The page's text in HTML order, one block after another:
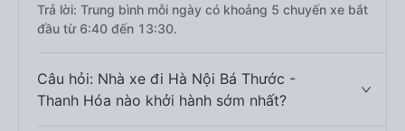
Trả lời: Trung bình mỗi ngày có khoảng 5 chuyến xe bắt
đầu từ 6:40 đến 13:30.
Câu hỏi: Nhà xe đi Hà Nội Bá Thước -
Thanh Hóa nào khởi hành sớm nhất?